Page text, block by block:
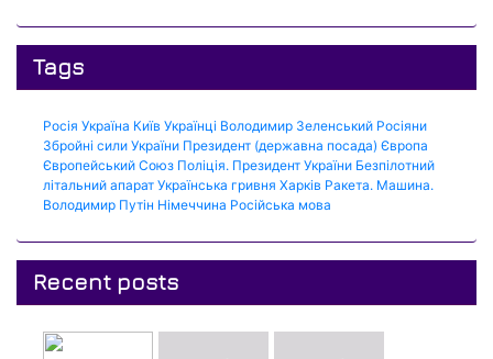
Tags
Росія Україна Київ Українці Володимир Зеленський Росіяни
Збройні сили України Президент (державна посада) Європа
Європейський Союз Поліція. Президент України Безпілотний
літальний апарат Українська гривня Харків Ракета. Машина.
Володимир Путін Німеччина Російська мова
Recent posts